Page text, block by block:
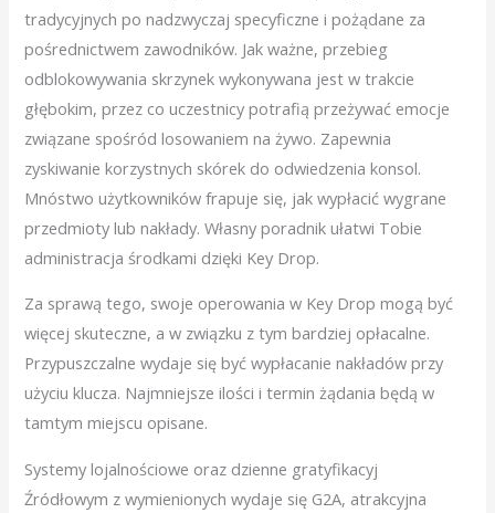
tradycyjnych po nadzwyczaj specyficzne i pożądane za
pośrednictwem zawodników. Jak ważne, przebieg
odblokowywania skrzynek wykonywana jest w trakcie
głębokim, przez co uczestnicy potrafią przeżywać emocje
związane spośród losowaniem na żywo. Zapewnia
zyskiwanie korzystnych skórek do odwiedzenia konsol.
Mnóstwo użytkowników frapuje się, jak wypłacić wygrane
przedmioty lub nakłady. Własny poradnik ułatwi Tobie
administracja środkami dzięki Key Drop.
Za sprawą tego, swoje operowania w Key Drop mogą być
więcej skuteczne, a w związku z tym bardziej opłacalne.
Przypuszczalne wydaje się być wypłacanie nakładów przy
użyciu klucza. Najmniejsze ilości i termin żądania będą w
tamtym miejscu opisane.
Systemy lojalnościowe oraz dzienne gratyfikacyj
Źródłowym z wymienionych wydaje się G2A, atrakcyjna